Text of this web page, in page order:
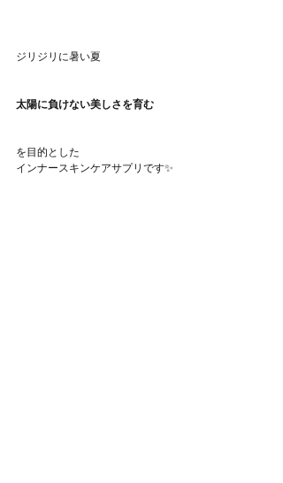
ジリジリに暑い夏
太陽に負けない美しさを育む
を目的とした
インナースキンケアサプリです✨